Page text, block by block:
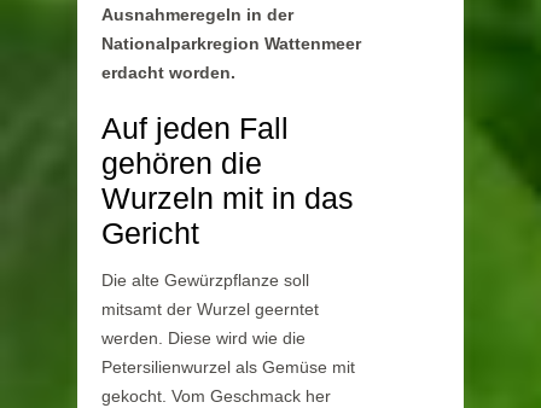
Ausnahmeregeln in der
Nationalparkregion Wattenmeer
erdacht worden.
Auf jeden Fall
gehören die
Wurzeln mit in das
Gericht
Die alte Gewürzpflanze soll
mitsamt der Wurzel geerntet
werden. Diese wird wie die
Petersilienwurzel als Gemüse mit
gekocht. Vom Geschmack her